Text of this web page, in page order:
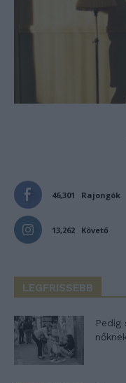
46,301 Rajongók
13,262 Követő
LEGFRISSEBB